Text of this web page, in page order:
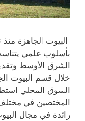
البيوت الجاهزة
بأسلوب علمي
الشرق الأوسط
خلال قسم البيوت
السوق المحلي
المختصين في مختلف
رائدة في مجال